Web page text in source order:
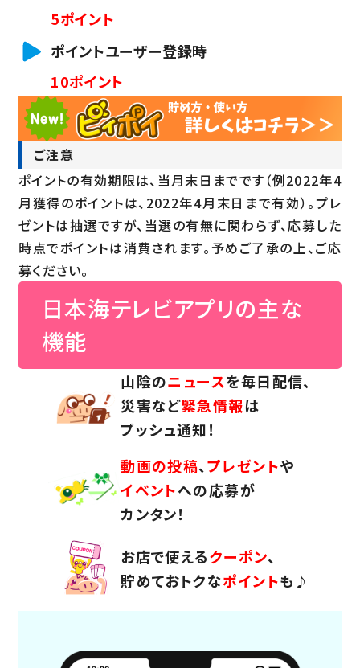
5ポイント
ポイントユーザー登録時
10ポイント
ご注意
ポイントの有効期限は、当月末日までです（例2022年4
月獲得のポイントは、2022年4月末日まで有効）。 プレ
ゼントは抽選ですが、当選の有無に関わらず、応募した
時点でポイントは消費されます。予めご了承の上、ご応
募ください。
日本海テレビアプリの主な
機能
山陰のニュースを毎日配信、
災害など緊急情報は
プッシュ通知！
動画の投稿、プレゼントや
イベントへの応募が
カンタン！
お店で使えるクーポン、
貯めておトクなポイントも♪